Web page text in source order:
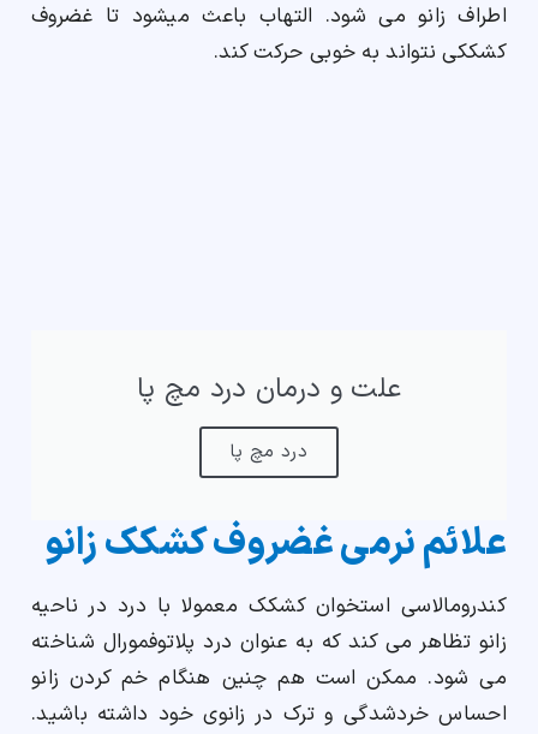
اطراف زانو می شود. التهاب باعث میشود تا غضروف
کشککی نتواند به خوبی حرکت کند.
علت و درمان درد مچ پا
درد مچ پا
علائم نرمی غضروف کشکک زانو
کندرومالاسی استخوان کشکک معمولا با درد در ناحیه
زانو تظاهر می کند که به عنوان درد پلاتوفمورال شناخته
می شود. ممکن است هم چنین هنگام خم کردن زانو
احساس خردشدگی و ترک در زانوی خود داشته باشید.